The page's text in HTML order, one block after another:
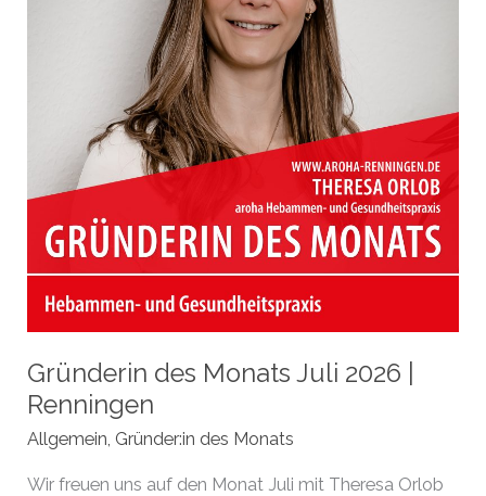
Gründerin des Monats Juli 2026 |
Renningen
Allgemein, Gründer:in des Monats
Wir freuen uns auf den Monat Juli mit Theresa Orlob